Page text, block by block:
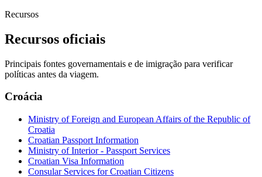
Recursos
Recursos oficiais
Principais fontes governamentais e de imigração para verificar
políticas antes da viagem.
Croácia
Ministry of Foreign and European Affairs of the Republic of
Croatia
Croatian Passport Information
Ministry of Interior - Passport Services
Croatian Visa Information
Consular Services for Croatian Citizens